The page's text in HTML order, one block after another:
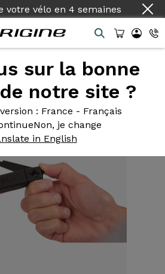
votre vélo en 4 semaines
sur la bonne
notre site ?
: France - Français
Non, je change
in English
>
Brosse nettoyante chaîne et